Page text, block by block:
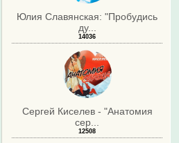
Юлия Славянская: "Пробудись
ду...
14036
Сергей Киселев - "Анатомия
сер...
12508